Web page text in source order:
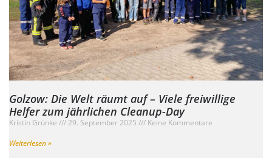
Golzow: Die Welt räumt auf – Viele freiwillige
Helfer zum jährlichen Cleanup-Day
Kristin Grünke 29. September 2025
Keine Kommentare
Weiterlesen »